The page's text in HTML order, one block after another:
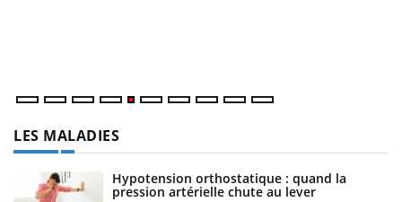
LES MALADIES
Hypotension orthostatique : quand la
pression artérielle chute au lever